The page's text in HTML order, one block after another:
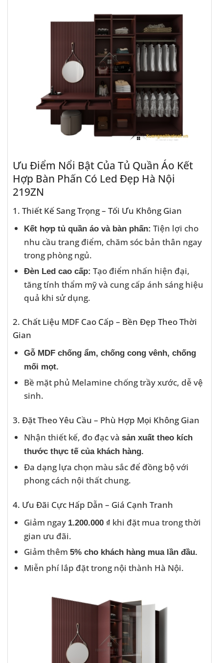
Ưu Điểm Nổi Bật Của Tủ Quần Áo Kết
Hợp Bàn Phấn Có Led Đẹp Hà Nội
219ZN
1. Thiết Kế Sang Trọng – Tối Ưu Không Gian
Kết hợp tủ quần áo và bàn phấn: Tiện lợi cho
nhu cầu trang điểm, chăm sóc bản thân ngay
trong phòng ngủ.
Đèn Led cao cấp: Tạo điểm nhấn hiện đại,
tăng tính thẩm mỹ và cung cấp ánh sáng hiệu
quả khi sử dụng.
2. Chất Liệu MDF Cao Cấp – Bền Đẹp Theo Thời
Gian
Gỗ MDF chống ẩm, chống cong vênh, chống
mối mọt.
Bề mặt phủ Melamine chống trầy xước, dễ vệ
sinh.
3. Đặt Theo Yêu Cầu – Phù Hợp Mọi Không Gian
Nhận thiết kế, đo đạc và sản xuất theo kích
thước thực tế của khách hàng.
Đa dạng lựa chọn màu sắc để đồng bộ với
phong cách nội thất chung.
4. Ưu Đãi Cực Hấp Dẫn – Giá Cạnh Tranh
Giảm ngay 1.200.000 ₫ khi đặt mua trong thời
gian ưu đãi.
Giảm thêm 5% cho khách hàng mua lần đầu.
Miễn phí lắp đặt trong nội thành Hà Nội.